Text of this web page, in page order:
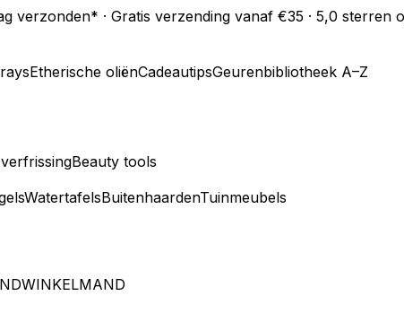
verzonden* · Gratis verzending vanaf €35 · 5,0 sterren
Etherische oliënCadeautipsGeurenbibliotheek A–Z
Beauty tools
WatertafelsBuitenhaardenTuinmeubels
WINKELMAND